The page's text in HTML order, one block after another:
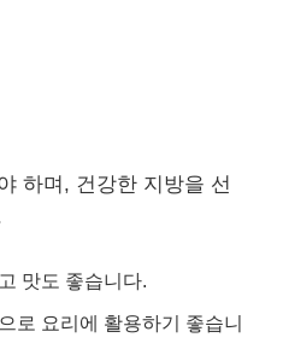
하며, 건강한 지방을 선
맛도 좋습니다.
로 요리에 활용하기 좋습니